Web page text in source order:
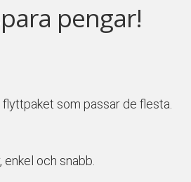
pengar!
som passar de flesta.
och snabb.